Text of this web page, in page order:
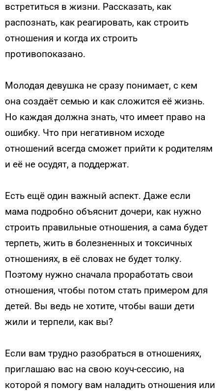
встретиться в жизни. Рассказать, как
распознать, как реагировать, как строить
отношения и когда их строить
противопоказано.
Молодая девушка не сразу понимает, с кем
она создаёт семью и как сложится её жизнь.
Но каждая должна знать, что имеет право на
ошибку. Что при негативном исходе
отношений всегда сможет прийти к родителям
и её не осудят, а поддержат.
Есть ещё один важный аспект. Даже если
мама подробно объяснит дочери, как нужно
строить правильные отношения, а сама будет
терпеть, жить в болезненных и токсичных
отношениях, в её словах не будет толку.
Поэтому нужно сначала проработать свои
отношения, чтобы потом стать примером для
детей. Вы ведь не хотите, чтобы ваши дети
жили и терпели, как вы?
Если вам трудно разобраться в отношениях,
приглашаю вас на свою коуч-сессию, на
которой я помогу вам наладить отношения или